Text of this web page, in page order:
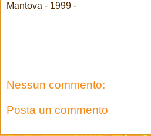
Mantova - 1999 -
Nessun commento:
Posta un commento